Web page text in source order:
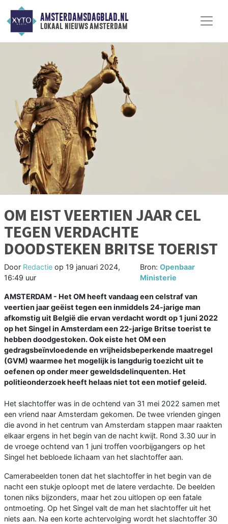
AMSTERDAMSDAGBLAD.NL
lokaal nieuws amsterdam
OM EIST VEERTIEN JAAR CEL
TEGEN VERDACHTE
DOODSTEKEN BRITSE TOERIST
Door Redactie op 19 januari 2024,
16:49 uur
Bron: Openbaar
Ministerie
AMSTERDAM - Het OM heeft vandaag een celstraf van
veertien jaar geëist tegen een inmiddels 24-jarige man
afkomstig uit België die ervan verdacht wordt op 1 juni 2022
op het Singel in Amsterdam een 22-jarige Britse toerist te
hebben doodgestoken. Ook eiste het OM een
gedragsbeïnvloedende en vrijheidsbeperkende maatregel
(GVM) waarmee het mogelijk is langdurig toezicht uit te
oefenen op onder meer geweldsdelinquenten. Het
politieonderzoek heeft helaas niet tot een motief geleid.
Het slachtoffer was in de ochtend van 31 mei 2022 samen met
een vriend naar Amsterdam gekomen. De twee vrienden gingen
die avond in het centrum van Amsterdam stappen maar raakten
elkaar ergens in het begin van de nacht kwijt. Rond 3.30 uur in
de vroege ochtend van 1 juni troffen voorbijgangers op het
Singel het bebloede lichaam van het slachtoffer aan.
Camerabeelden tonen dat het slachtoffer in het begin van de
nacht een stukje oploopt met de latere verdachte. De beelden
tonen niks bijzonders, maar het zou uitlopen op een fatale
ontmoeting. Op het Singel valt de man het slachtoffer uit het
niets aan. Na een korte achtervolging wordt het slachtoffer 30